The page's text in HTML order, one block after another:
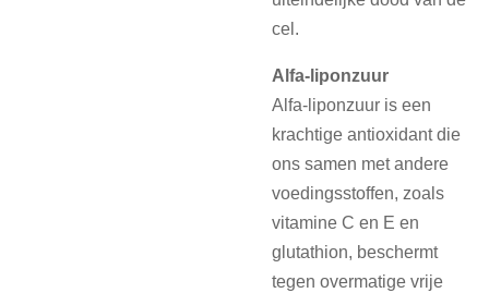
cel.
Alfa-liponzuur
Alfa-liponzuur is een
krachtige antioxidant die
ons samen met andere
voedingsstoffen, zoals
vitamine C en E en
glutathion, beschermt
tegen overmatige vrije